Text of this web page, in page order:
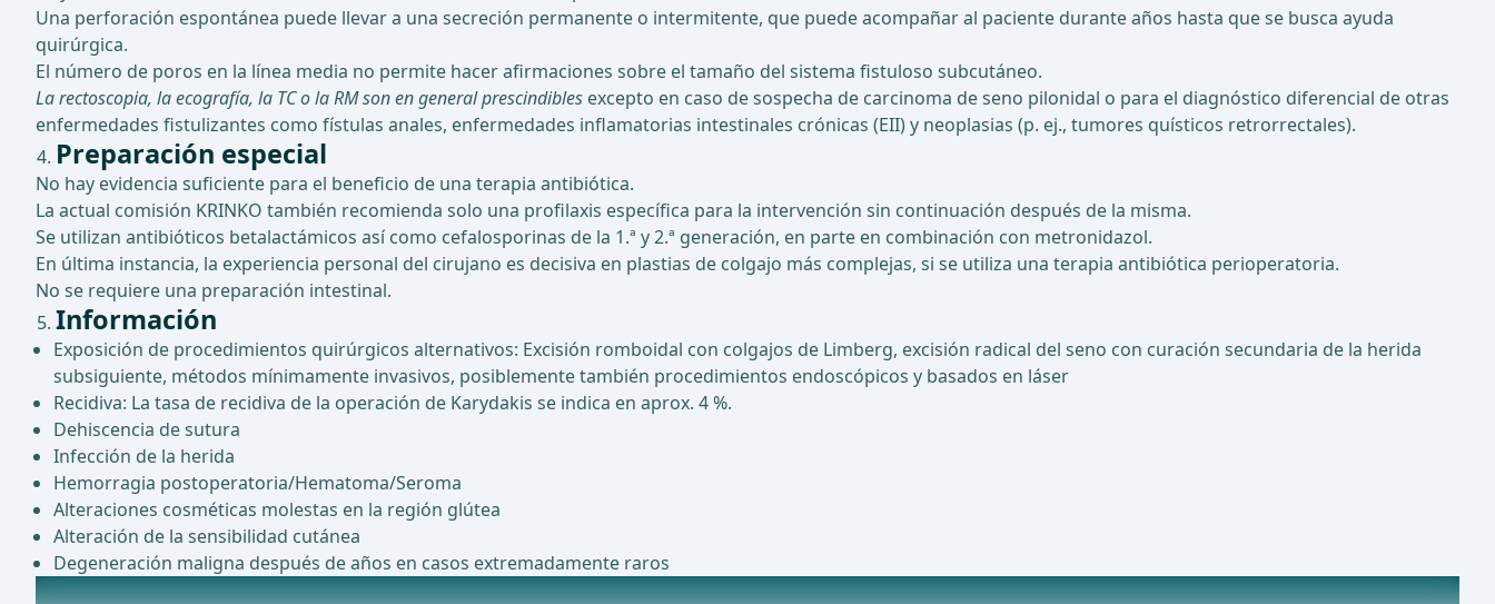
Una perforación espontánea puede llevar a una secreción permanente o intermitente, que puede acompañar al paciente durante años hasta que se busca ayuda
quirúrgica.
El número de poros en la línea media no permite hacer afirmaciones sobre el tamaño del sistema fistuloso subcutáneo.
La rectoscopia, la ecografía, la TC o la RM son en general prescindibles excepto en caso de sospecha de carcinoma de seno pilonidal o para el diagnóstico diferencial de otras
enfermedades fistulizantes como fístulas anales, enfermedades inflamatorias intestinales crónicas (EII) y neoplasias (p. ej., tumores quísticos retrorrectales).
Preparación especial
No hay evidencia suficiente para el beneficio de una terapia antibiótica.
La actual comisión KRINKO también recomienda solo una profilaxis específica para la intervención sin continuación después de la misma.
Se utilizan antibióticos betalactámicos así como cefalosporinas de la 1.ª y 2.ª generación, en parte en combinación con metronidazol.
En última instancia, la experiencia personal del cirujano es decisiva en plastias de colgajo más complejas, si se utiliza una terapia antibiótica perioperatoria.
No se requiere una preparación intestinal.
Información
Exposición de procedimientos quirúrgicos alternativos: Excisión romboidal con colgajos de Limberg, excisión radical del seno con curación secundaria de la herida
subsiguiente, métodos mínimamente invasivos, posiblemente también procedimientos endoscópicos y basados en láser
Recidiva: La tasa de recidiva de la operación de Karydakis se indica en aprox. 4 %.
Dehiscencia de sutura
Infección de la herida
Hemorragia postoperatoria/Hematoma/Seroma
Alteraciones cosméticas molestas en la región glútea
Alteración de la sensibilidad cutánea
Degeneración maligna después de años en casos extremadamente raros
Anestesia